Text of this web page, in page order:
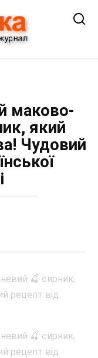
маково-
який
Чудовий